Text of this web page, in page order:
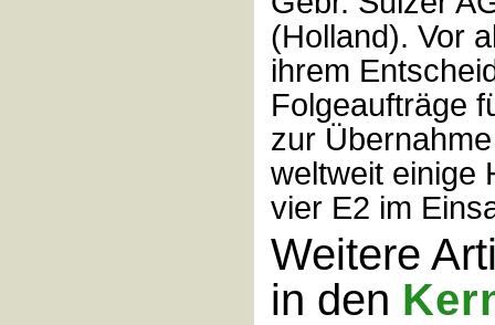
(Holland). Vor
ihrem
Folgeaufträge
zur
weltweit einige
vier E2 im
Weitere
in den